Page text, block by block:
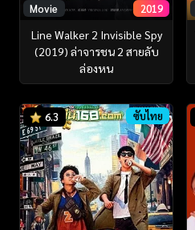
Movie 2019
Line Walker 2 Invisible Spy
(2019) ล่าจารชน 2 สายลับ
ล่องหน
6.3 ซับไทย